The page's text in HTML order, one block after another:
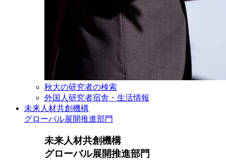
秋大の研究者の検索
外国人研究者宿舎・生活情報
未来人材共創機構
グローバル展開推進部門
未来人材共創機構
グローバル展開推進部門